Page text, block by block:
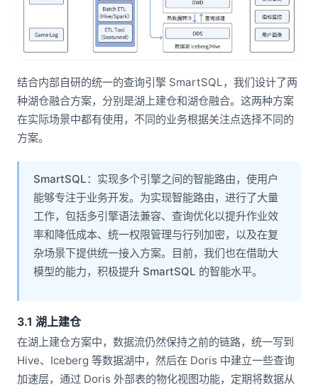
结合内部自研的统一的查询引擎 SmartSQL，我们设计了两
种湖仓融合方案，分别是湖上建仓和湖仓融合。这两种方案
在实际场景中都有使用，不同的业务根据关注点选择不同的
方案。
SmartSQL：实现多个引擎之间的智能路由，使用户
能够专注于业务开发。为实现智能路由，进行了大量
工作，包括多引擎语法兼容、查询优化以提升作业效
率和降低成本、统一权限管理与行列加密，以及在复
杂场景下提供统一接入方案。目前，我们也在借助大
模型的能力，积极提升 SmartSQL 的智能水平。
3.1 湖上建仓
在湖上建仓方案中，数据流仍然保持之前的链路，统一写到
Hive、Iceberg 等数据湖中，然后在 Doris 中建立一些查询
加速层，通过 Doris 外部表的物化视图功能，定期将数据从